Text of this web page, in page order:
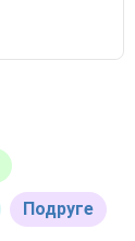
Подруге